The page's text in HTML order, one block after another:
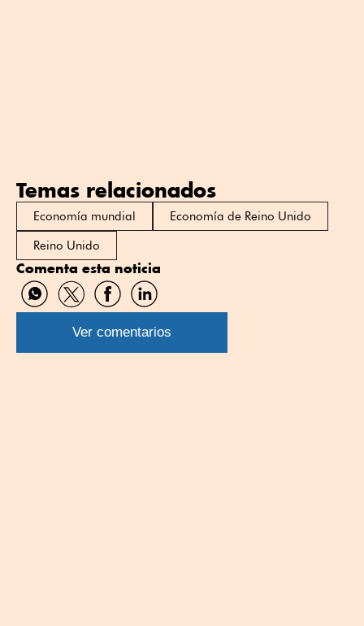
Temas relacionados
Economía mundial
Economía de Reino Unido
Reino Unido
Comenta esta noticia
Compartir
por
WhatsApp
Compartir
por
Twitter
Compartir
por
Facebook
Compartir
por
Linkedin
Ver comentarios